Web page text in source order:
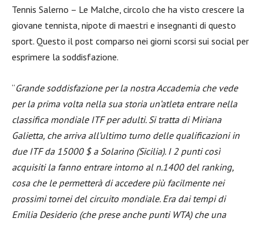
Tennis Salerno – Le Malche, circolo che ha visto crescere la
giovane tennista, nipote di maestri e insegnanti di questo
sport. Questo il post comparso nei giorni scorsi sui social per
esprimere la soddisfazione.
“Grande soddisfazione per la nostra Accademia che vede
per la prima volta nella sua storia un’atleta entrare nella
classifica mondiale ITF per adulti. Si tratta di Miriana
Galietta, che arriva all’ultimo turno delle qualificazioni in
due ITF da 15000 $ a Solarino (Sicilia). I 2 punti così
acquisiti la fanno entrare intorno al n.1400 del ranking,
cosa che le permetterà di accedere più facilmente nei
prossimi tornei del circuito mondiale. Era dai tempi di
Emilia Desiderio (che prese anche punti WTA) che una